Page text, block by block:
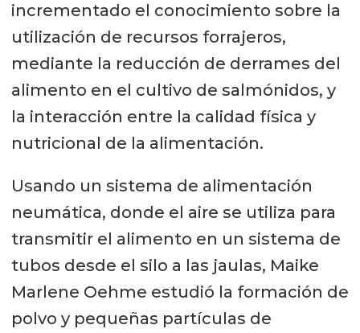
incrementado el conocimiento sobre la
utilización de recursos forrajeros,
mediante la reducción de derrames del
alimento en el cultivo de salmónidos, y
la interacción entre la calidad física y
nutricional de la alimentación.
Usando un sistema de alimentación
neumática, donde el aire se utiliza para
transmitir el alimento en un sistema de
tubos desde el silo a las jaulas, Maike
Marlene Oehme estudió la formación de
polvo y pequeñas partículas de